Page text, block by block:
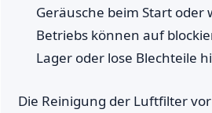
Geräusche beim Start oder
Betriebs können auf
Lager oder lose Blechteile
Die Reinigung der Luftfilter